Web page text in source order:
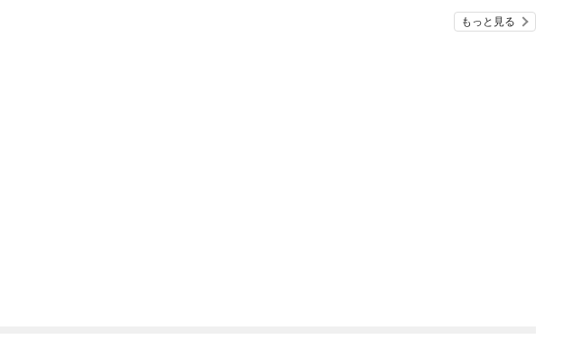
もっと見る